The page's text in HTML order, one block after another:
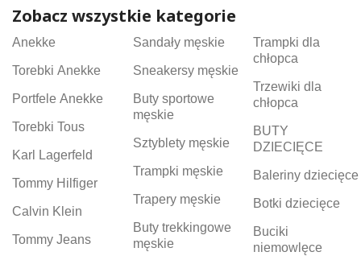
Zobacz wszystkie kategorie
Anekke
Torebki Anekke
Portfele Anekke
Torebki Tous
Karl Lagerfeld
Tommy Hilfiger
Calvin Klein
Tommy Jeans
Sandały męskie
Sneakersy męskie
Buty sportowe
męskie
Sztyblety męskie
Trampki męskie
Trapery męskie
Buty trekkingowe
męskie
Trampki dla
chłopca
Trzewiki dla
chłopca
BUTY
DZIECIĘCE
Baleriny dziecięce
Botki dziecięce
Buciki
niemowlęce